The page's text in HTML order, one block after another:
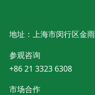
地址：上海市闵行区金
参观咨询
+86 21 3323 6308
市场合作